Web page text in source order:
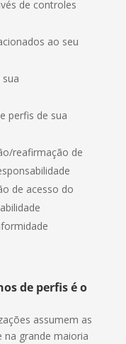
de controles
ao seu
perfis de sua
reafirmação de
de acesso do
de perfis é o
assumem as
na grande maioria